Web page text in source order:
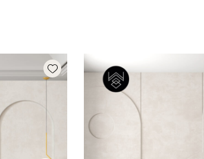
Add wishlist